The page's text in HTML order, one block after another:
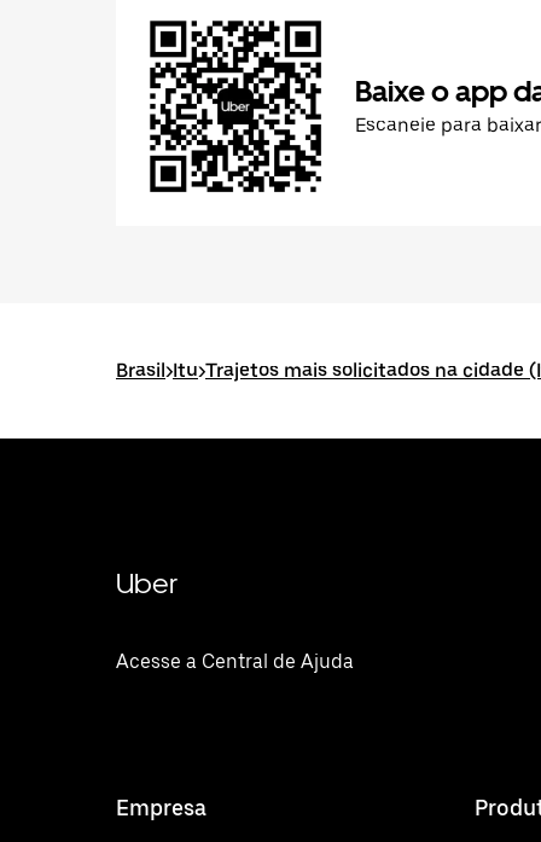
Baixe o app
Escaneie para baixar
Brasil>Itu>Trajetos mais solicitados na cidade
Uber
Acesse a Central de Ajuda
Empresa